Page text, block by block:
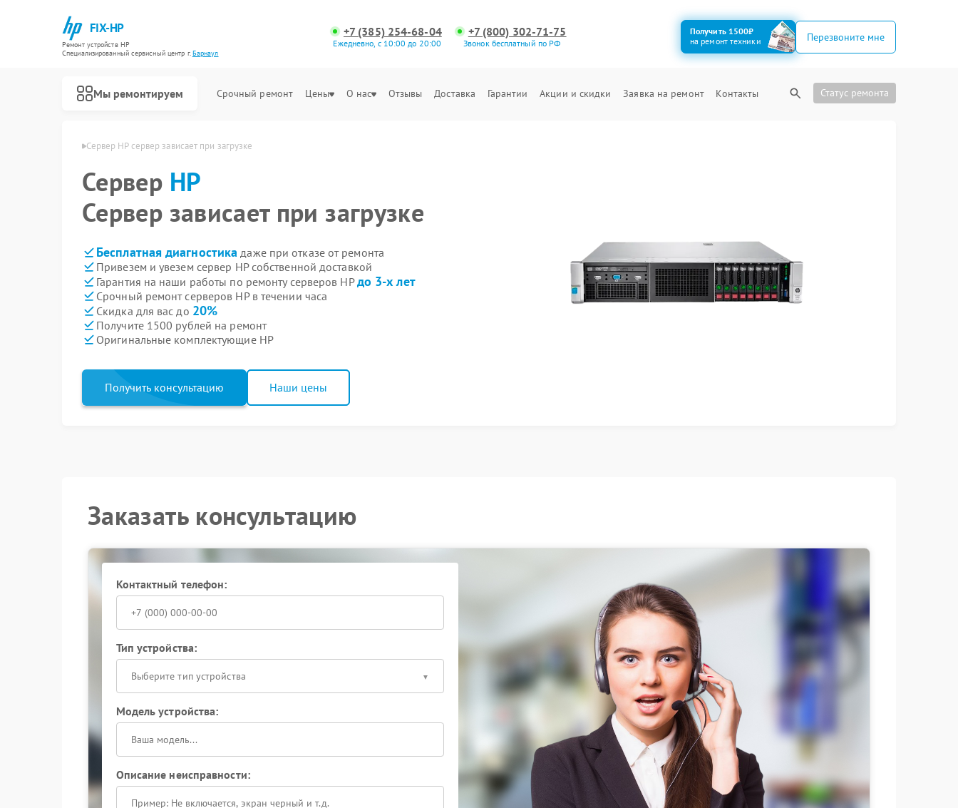
FIX-HP
Ремонт устройств HP
Специализированный cервисный центр г.Барнаул
+7 (385) 254-68-04
Ежедневно, с 10:00 до 20:00
+7 (800) 302-71-75
Звонок бесплатный по РФ
Получить 1500₽
на ремонт техники
Перезвоните мне
Мы ремонтируем Срочный ремонт Цены О нас Отзывы Доставка Гарантии Акции и скидки Заявка на ремонт Контакты Статус ремонта
Сервер HP сервер зависает при загрузке
Сервер HP
Сервер зависает при загрузке
Бесплатная диагностика даже при отказе от ремонта
Привезем и увезем сервер HP собственной доставкой
Гарантия на наши работы по ремонту серверов HPдо 3-х лет
Срочный ремонт серверов HP в течении часа
Скидка для вас до 20%
Получите 1500 рублей на ремонт
Оригинальные комплектующие HP
Получить консультацию Наши цены
Заказать консультацию
Контактный телефон:
Тип устройства:
Выберите тип устройства
Модель устройства:
Описание неисправности: